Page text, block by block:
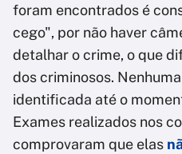
foram encontrados é
cego", por não haver
detalhar o crime, o que
dos criminosos.
identificada até o
Exames realizados nos
comprovaram que elas